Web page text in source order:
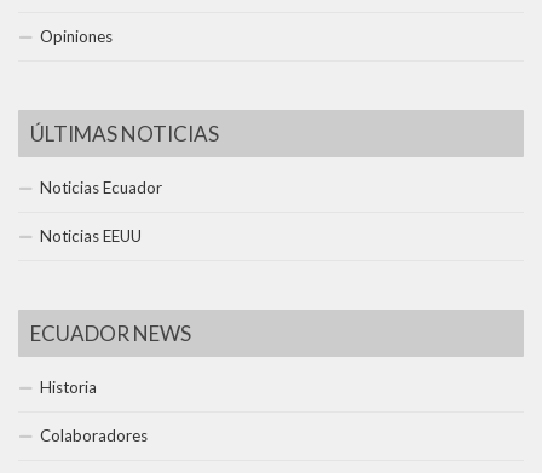
Opiniones
ÚLTIMAS NOTICIAS
Noticias Ecuador
Noticias EEUU
ECUADOR NEWS
Historia
Colaboradores